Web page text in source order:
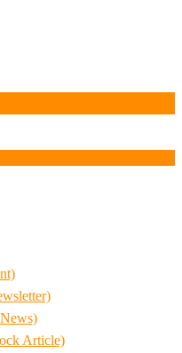
Article)